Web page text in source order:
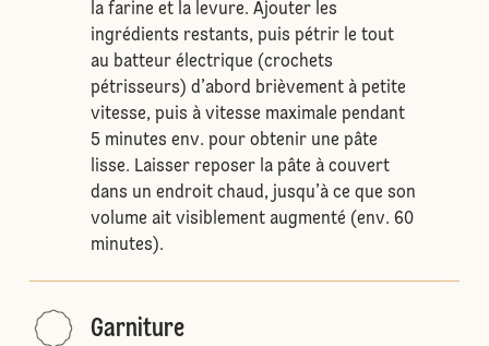
la farine et la levure. Ajouter les
ingrédients restants, puis pétrir le tout
au batteur électrique (crochets
pétrisseurs) d’abord brièvement à petite
vitesse, puis à vitesse maximale pendant
5 minutes env. pour obtenir une pâte
lisse. Laisser reposer la pâte à couvert
dans un endroit chaud, jusqu’à ce que son
volume ait visiblement augmenté (env. 60
minutes).
Garniture